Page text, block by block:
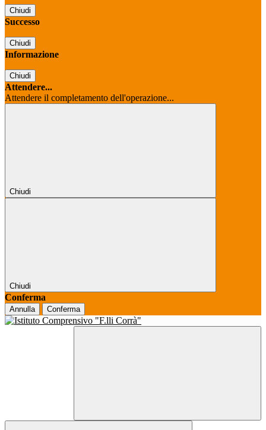
Chiudi
Successo
Chiudi
Informazione
Chiudi
Attendere...
Attendere il completamento dell'operazione...
Chiudi
Chiudi
Conferma
Annulla Conferma